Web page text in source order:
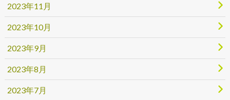
2023年11月
2023年10月
2023年9月
2023年8月
2023年7月